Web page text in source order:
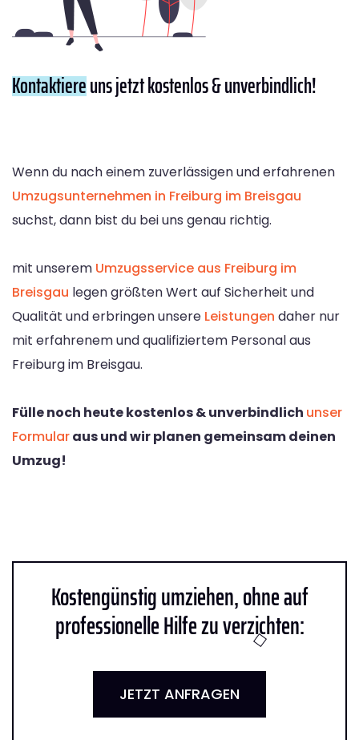
Kontaktiereuns jetzt kostenlos & unverbindlich!
Wenn du nach einem zuverlässigen und erfahrenen
Umzugsunternehmen in Freiburg im Breisgau
suchst, dann bist du bei uns genau richtig.
mit unserem Umzugsservice aus Freiburg im
Breisgau legen größten Wert auf Sicherheit und
Qualität und erbringen unsere Leistungen daher nur
mit erfahrenem und qualifiziertem Personal aus
Freiburg im Breisgau.
Fülle noch heute kostenlos & unverbindlich unser
Formularaus und wir planen gemeinsam deinen
Umzug!
Kostengünstig umziehen, ohne auf
professionelle Hilfe zu verzichten:
JETZT ANFRAGEN